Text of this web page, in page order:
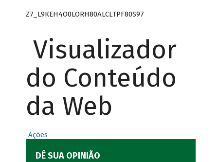
Z7_L9KEH4O0LORH80ALCLTPF80S97
Visualizador
do Conteúdo
da Web
Ações
DÊ SUA OPINIÃO